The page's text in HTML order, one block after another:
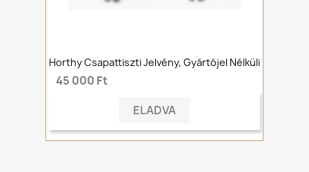
Horthy Csapattiszti Jelvény, Gyártójel Nélküli
45 000 Ft
ELADVA